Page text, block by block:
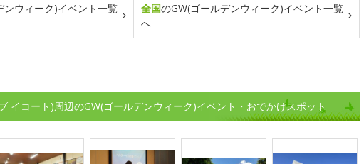
ンウィーク)イベント一覧
全国のGW(ゴールデンウィーク)イベント一覧
へ
イコート)周辺のGW(ゴールデンウィーク)イベント・おでかけスポット